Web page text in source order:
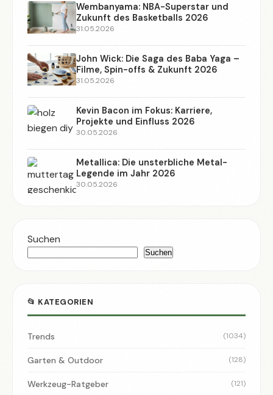
Wembanyama: NBA-Superstar und
Zukunft des Basketballs 2026
31.05.2026
John Wick: Die Saga des Baba Yaga –
Filme, Spin-offs & Zukunft 2026
31.05.2026
Kevin Bacon im Fokus: Karriere,
Projekte und Einfluss 2026
30.05.2026
Metallica: Die unsterbliche Metal-
Legende im Jahr 2026
30.05.2026
Suchen
Suchen
📂 KATEGORIEN
Trends (1034)
Garten & Outdoor (128)
Werkzeug-Ratgeber (121)